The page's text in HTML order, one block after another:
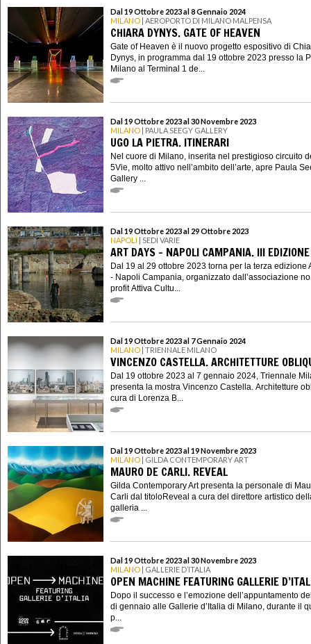
Dal 19 Ottobre 2023 al 8 Gennaio 2024
MILANO | AEROPORTO DI MILANO MALPENSA
CHIARA DYNYS. GATE OF HEAVEN
Gate of Heaven è il nuovo progetto espositivo di
Dynys, in programma dal 19 ottobre 2023 presso la
Milano al Terminal 1 de...
Dal 19 Ottobre 2023 al 30 Novembre 2023
MILANO | PAULA SEEGY GALLERY
UGO LA PIETRA. ITINERARI
Nel cuore di Milano, inserita nel prestigioso circuito
5Vie, molto attivo nell’ambito dell’arte, apre Paula
Gallery ...
Dal 19 Ottobre 2023 al 29 Ottobre 2023
NAPOLI | SEDI VARIE
ART DAYS - NAPOLI CAMPANIA. III EDIZIONE
Dal 19 al 29 ottobre 2023 torna per la terza edizione
- Napoli Campania, organizzato dall’associazione no
profit Attiva Cultu...
Dal 19 Ottobre 2023 al 7 Gennaio 2024
MILANO | TRIENNALE MILANO
VINCENZO CASTELLA. ARCHITETTURE
Dal 19 ottobre 2023 al 7 gennaio 2024, Triennale
presenta la mostra Vincenzo Castella. Architetture
cura di Lorenza B...
Dal 19 Ottobre 2023 al 19 Novembre 2023
MILANO | GILDA CONTEMPORARY ART
MAURO DE CARLI. REVEAL
Gilda Contemporary Art presenta la personale di
Carli dal titoloReveal a cura del direttore artistico
galleria ...
Dal 19 Ottobre 2023 al 30 Novembre 2023
MILANO | GALLERIE D’ITALIA
OPEN MACHINE FEATURING GALLERIE
Dopo il successo e l’emozione dell’appuntamento
di gennaio alle Gallerie d’Italia di Milano, durante il
p...